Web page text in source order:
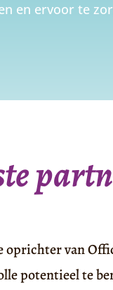
en ervoor te
van
potentieel te